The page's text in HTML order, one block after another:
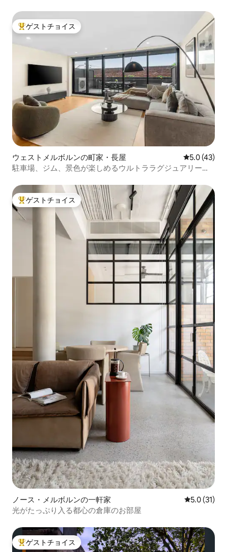
大好評のゲストチョイスです。
ゲストチョイス
ウェストメルボルンの町家・長屋 レビュー43
5.0 (43)
駐車場、ジム、景色が楽しめるウルトララグジュアリーな
大好評のゲストチョイスです。
ゲストチョイス
ノース・メルボルンの一軒家 レビュー31
5.0 (31)
光がたっぷり入る都心の倉庫のお部屋
大好評のゲストチョイスです。
ゲストチョイス